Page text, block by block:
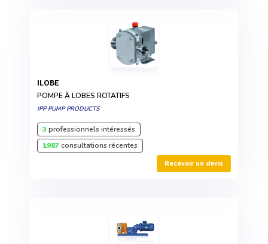
ILOBE
POMPE À LOBES ROTATIFS
IPP PUMP PRODUCTS
3 professionnels intéressés
1987consultations récentes
Recevoir un devis